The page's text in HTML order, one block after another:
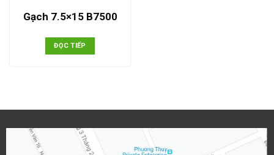
Gạch 7.5×15 B7500
ĐỌC TIẾP